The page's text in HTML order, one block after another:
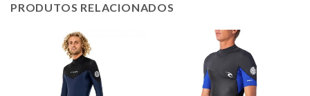
PRODUTOS RELACIONADOS